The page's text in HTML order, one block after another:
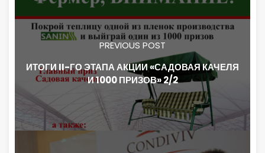
PREVIOUS POST
ИТОГИ II-ГО ЭТАПА АКЦИИ «САДОВАЯ КАЧЕЛЯ
И 1000 ПРИЗОВ» 2/2